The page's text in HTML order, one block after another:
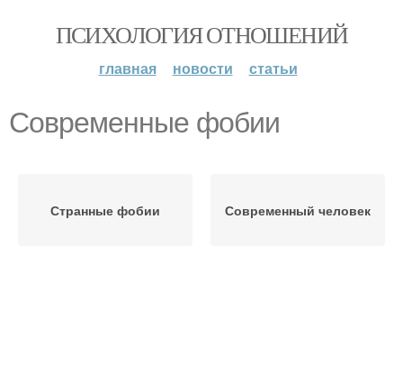
ПСИХОЛОГИЯ ОТНОШЕНИЙ
главная новости статьи
Современные фобии
Странные фобии Современный человек